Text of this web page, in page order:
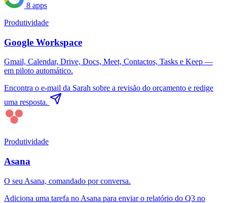
8 apps
Produtividade
Google Workspace
Gmail, Calendar, Drive, Docs, Meet, Contactos, Tasks e Keep —
em piloto automático.
Encontra o e-mail da Sarah sobre a revisão do orçamento e redige
uma resposta.
Produtividade
Asana
O seu Asana, comandado por conversa.
Adiciona uma tarefa no Asana para enviar o relatório do Q3 no